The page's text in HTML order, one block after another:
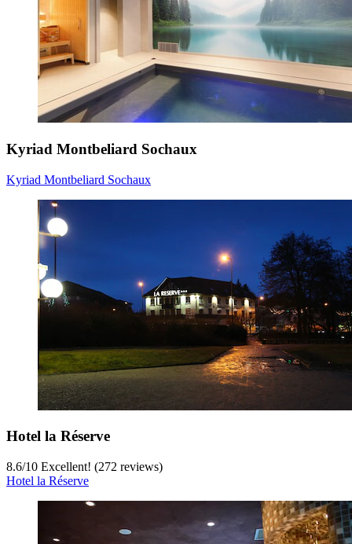
Kyriad Montbeliard Sochaux
Kyriad Montbeliard Sochaux
Hotel la Réserve
8.6/10 Excellent! (272 reviews)
Hotel la Réserve